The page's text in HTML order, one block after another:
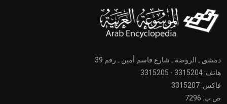
دمشق ـ الروضة ـ شارع قاسم أمين ـ رقم 39
هاتف: 3315204 - 3315205
فاكس: 3315207
ص.ب: 7296